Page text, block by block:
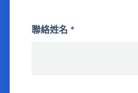
聯絡姓名 *